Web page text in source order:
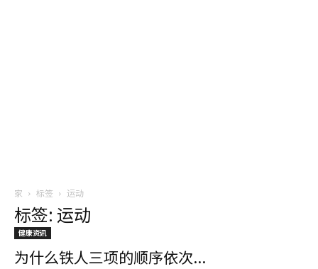
家 标签 运动
标签: 运动
健康资讯
为什么铁人三项的顺序依次...